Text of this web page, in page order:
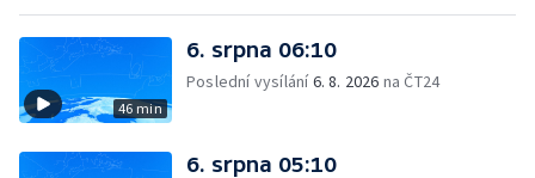
46 min
6. srpna 06:10
Poslední vysílání6. 8. 2026 na ČT24
6. srpna 05:10